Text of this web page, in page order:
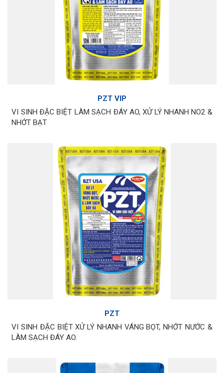
PZT VIP
VI SINH ĐẶC BIỆT LÀM SẠCH ĐÁY AO, XỬ LÝ NHANH NO2 &
NHỚT BẠT
PZT
VI SINH ĐẶC BIỆT XỬ LÝ NHANH VÁNG BỌT, NHỚT NƯỚC &
LÀM SẠCH ĐÁY AO.